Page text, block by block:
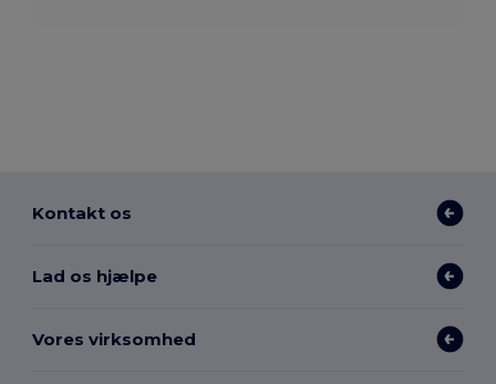
Kontakt os
Lad os hjælpe
Vores virksomhed